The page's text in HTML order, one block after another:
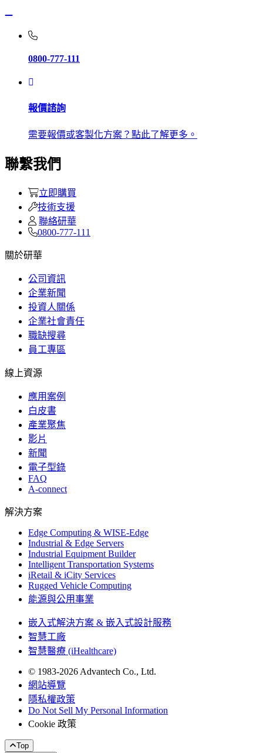
0800-777-111
報價諮詢
需要報價或客製化方案？點此了解更多。
聯繫我們
立即購買
技術支援
聯絡研華
0800-777-111
關於研華
公司資訊
企業新聞
投資人關係
企業社會責任
職缺搜尋
員工專區
線上資源
應用案例
白皮書
產業聚焦
影片
新聞
電子型錄
FAQ
A-connect
解決方案
Edge Computing & WISE-Edge
Industrial & Edge Servers
Industrial Equipment Builder
Intelligent Transportation Systems
iRetail & iCity Services
Rugged Vehicle Computing
能源與公用事業
嵌入式解決方案 & 嵌入式設計服務
智慧工廠
智慧醫療 (iHealthcare)
© 1983-2026 Advantech Co., Ltd.
網站導覽
隱私權政策
Do Not Sell My Personal Information
Cookie 政策
Top